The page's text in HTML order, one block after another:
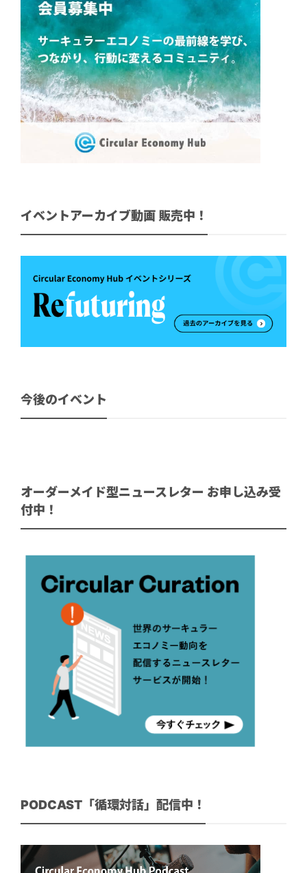
イベントアーカイブ動画 販売中！
今後のイベント
オーダーメイド型ニュースレター お申し込み受
付中！
PODCAST「循環対話」配信中！